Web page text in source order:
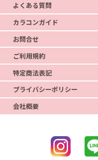
よくある質問
カラコンガイド
お問合せ
ご利用規約
特定商法表記
プライバシーポリシー
会社概要